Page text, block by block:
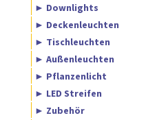
► Downlights
► Deckenleuchten
► Tischleuchten
► Außenleuchten
► Pflanzenlicht
► LED Streifen
► Zubehör